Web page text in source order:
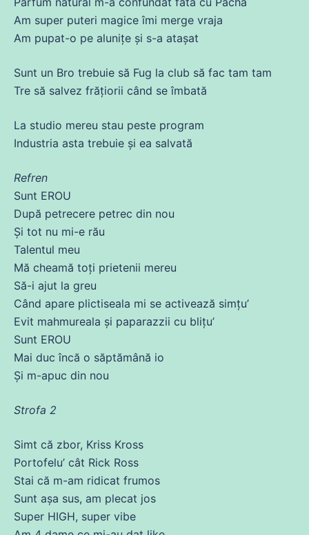
Am super puteri magice îmi merge vraja
Am pupat-o pe alunițe și s-a atașat
Sunt un Bro trebuie să Fug la club să fac tam tam
Tre să salvez frățiorii când se îmbată
La studio mereu stau peste program
Industria asta trebuie și ea salvată
Refren
Sunt EROU
După petrecere petrec din nou
Și tot nu mi-e rău
Talentul meu
Mă cheamă toți prietenii mereu
Să-i ajut la greu
Când apare plictiseala mi se activează simțu’
Evit mahmureala și paparazzii cu blițu’
Sunt EROU
Mai duc încă o săptămână io
Și m-apuc din nou
Strofa 2
Simt că zbor, Kriss Kross
Portofelu’ cât Rick Ross
Stai că m-am ridicat frumos
Sunt așa sus, am plecat jos
Super HIGH, super vibe